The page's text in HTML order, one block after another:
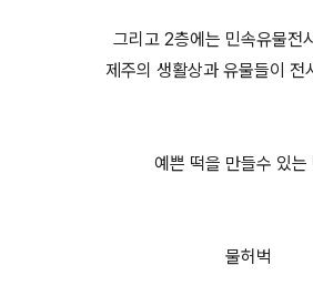
그리고 2층에는 민속유물전
제주의 생활상과 유물들이 전
예쁜 떡을 만들수 있는
물허벅